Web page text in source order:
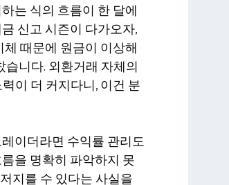
는 식의 흐름이 한 달에
신고 시즌이 다가오자,
때문에 원금이 이상해
습니다. 외환거래 자체의
이 더 커지다니, 이건 분
이더라면 수익률 관리도
을 명확히 파악하지 못
지를 수 있다는 사실을